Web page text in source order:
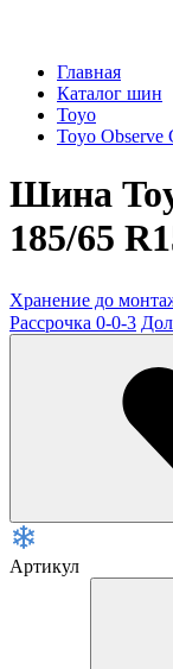
Главная
Каталог шин
Toyo
Toyo Observe
Шина
185/65
Хранение до
Рассрочка 0-0-3
Артикул